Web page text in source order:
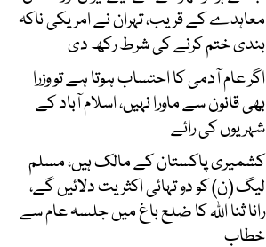
معاہدے کے قریب، تہران نے امریکی ناکہ
بندی ختم کرنے کی شرط رکھ دی
اگر عام آدمی کا احتساب ہوتا ہے تو وزرا
بھی قانون سے ماورا نہیں، اسلام آباد کے
شہریوں کی رائے
کشمیری پاکستان کے مالک ہیں، مسلم
لیگ (ن) کو دو تہائی اکثریت دلائیں گے،
رانا ثنا اللہ کا ضلع باغ میں جلسہ عام سے
خطاب